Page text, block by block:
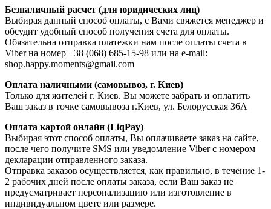
Безналичный расчет (для юридических лиц)
Выбирая данный способ оплаты, с Вами свяжется менеджер и
обсудит удобный способ получения счета для оплаты.
Обязательна отправка платежки нам после оплаты счета в
Viber на номер +38 (068) 685-15-98 или на e-mail:
shop.happy.moments@gmail.com
Оплата наличными (самовывоз, г. Киев)
Только для жителей г. Киев. Вы можете забрать и оплатить
Ваш заказ в точке самовывоза г.Киев, ул. Белорусская 36А
Оплата картой онлайн (LiqPay)
Выбирая этот способ оплаты, Вы оплачиваете заказ на сайте,
после чего получите SMS или уведомление Viber с номером
декларации отправленного заказа.
Отправка заказов осуществляется, как правильно, в течение 1-
2 рабочих дней после оплаты заказа, если Ваш заказ не
предусматривает персонализацию или изготовление в
индивидуальном цвете или размере.